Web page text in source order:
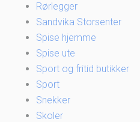
Rørlegger
Sandvika Storsenter
Spise hjemme
Spise ute
Sport og fritid butikker
Sport
Snekker
Skoler